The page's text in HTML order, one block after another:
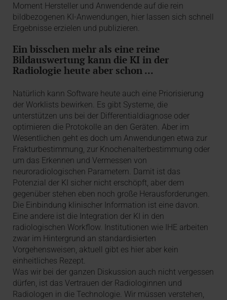
Moment Hersteller und Anwendende auf die rein
bildbezogenen KI-Anwendungen, hier lassen sich schnell
Ergebnisse erzielen und publizieren.
Ein bisschen mehr als eine reine
Bildauswertung kann die KI in der
Radiologie heute aber schon ...
Natürlich kann Software heute auch eine Priorisierung
der Worklists bewirken. Es gibt Systeme, die
unterstützen uns bei der Differentialdiagnose oder
optimieren die Protokolle an den Geräten. Aber im
Wesentlichen geht es doch um Anwendungen etwa zur
Frakturbestimmung, zur Knochenalterbestimmung oder
um das Erkennen und Vermessen von
neuroradiologischen Parametern. Damit ist das
Potenzial der KI sicher nicht erschöpft, aber dem
gegenüber stehen eben noch große Herausforderungen.
Die Einbindung klinischer Information ist eine davon.
Eine andere ist die Integration der KI in den
radiologischen Workflow. Institutionen wie IHE arbeiten
zwar im Hintergrund an standardisierten
Vorgehensweisen, aktuell gibt es hier aber kein
einheitliches Rezept.
Was wir bei der ganzen Diskussion auch nicht vergessen
dürfen, ist das Vertrauen der Radiologinnen und
Radiologen in die Technologie. Wir müssen verstehen,